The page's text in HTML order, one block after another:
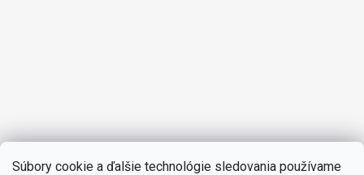
Súbory cookie a ďalšie technológie sledovania používame